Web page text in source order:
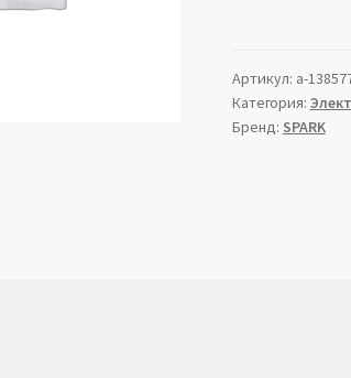
Артикул: a-
Категория:
Бренд: SPARK